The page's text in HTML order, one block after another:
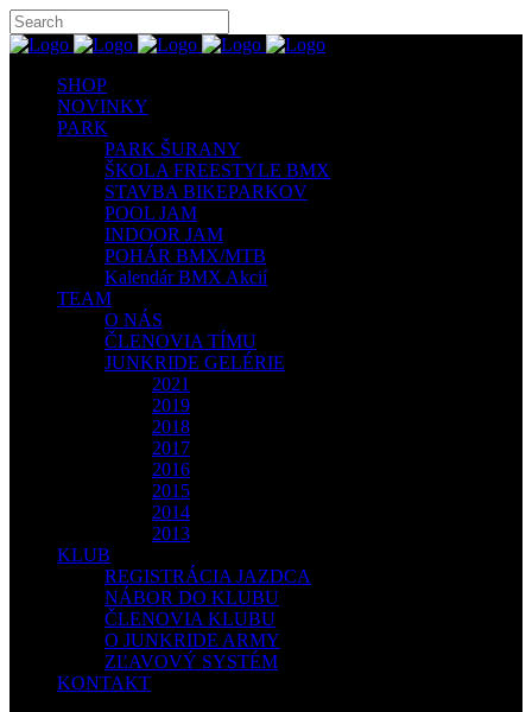
SHOP
NOVINKY
PARK
PARK ŠURANY
ŠKOLA FREESTYLE BMX
STAVBA BIKEPARKOV
POOL JAM
INDOOR JAM
POHÁR BMX/MTB
Kalendár BMX Akcií
TEAM
O NÁS
ČLENOVIA TÍMU
JUNKRIDE GELÉRIE
2021
2019
2018
2017
2016
2015
2014
2013
KLUB
REGISTRÁCIA JAZDCA
NÁBOR DO KLUBU
ČLENOVIA KLUBU
O JUNKRIDE ARMY
ZĽAVOVÝ SYSTÉM
KONTAKT